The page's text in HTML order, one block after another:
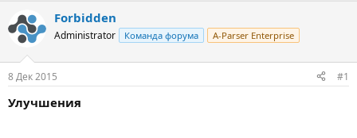
т
о
р
т
е
м
ы
т
н
а
Forbidden
Administrator Команда форума A-Parser Enterprise
8 Дек 2015 #1
Улучшения